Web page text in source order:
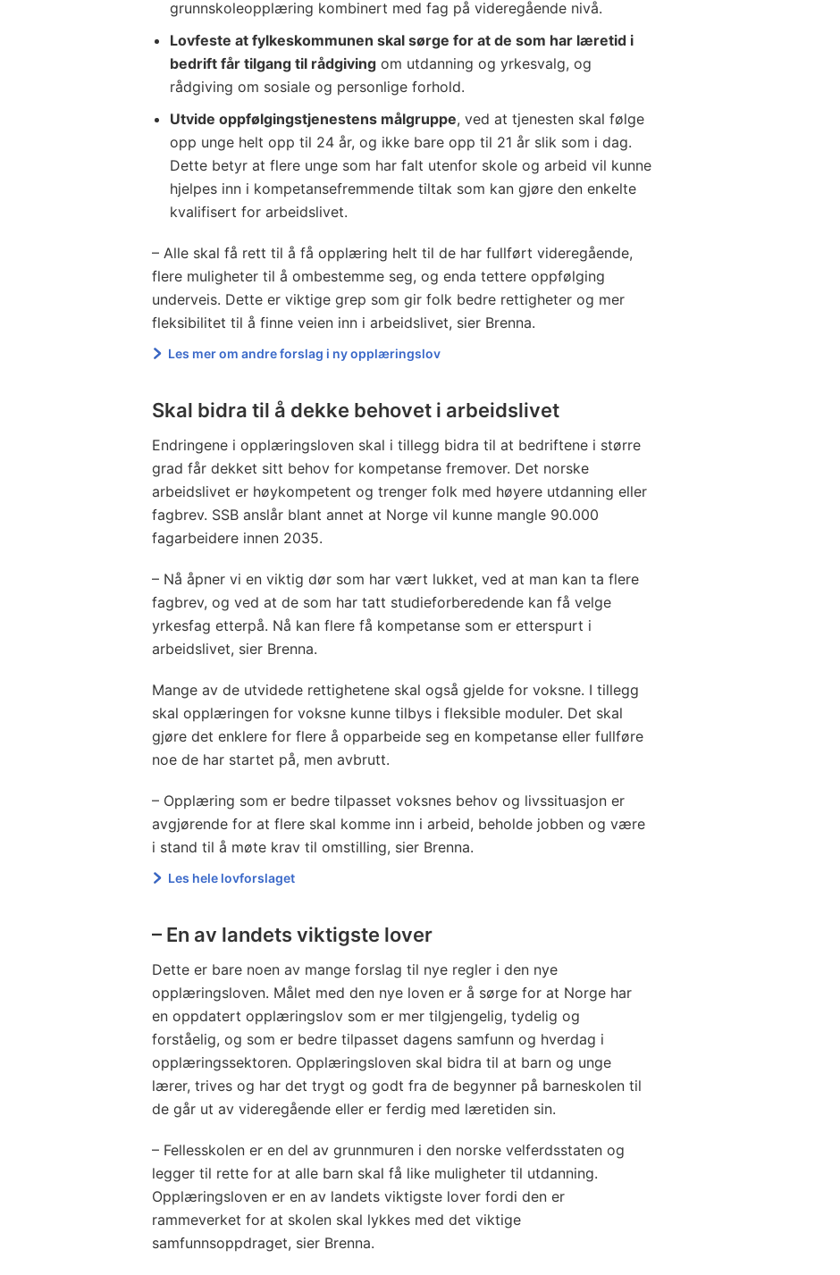
grunnskoleopplæring kombinert med fag på videregående nivå.
Lovfeste at fylkeskommunen skal sørge for at de som har læretid i
bedrift får tilgang til rådgiving om utdanning og yrkesvalg, og
rådgiving om sosiale og personlige forhold.
Utvide oppfølgingstjenestens målgruppe, ved at tjenesten skal følge
opp unge helt opp til 24 år, og ikke bare opp til 21 år slik som i dag.
Dette betyr at flere unge som har falt utenfor skole og arbeid vil kunne
hjelpes inn i kompetansefremmende tiltak som kan gjøre den enkelte
kvalifisert for arbeidslivet.
– Alle skal få rett til å få opplæring helt til de har fullført videregående,
flere muligheter til å ombestemme seg, og enda tettere oppfølging
underveis. Dette er viktige grep som gir folk bedre rettigheter og mer
fleksibilitet til å finne veien inn i arbeidslivet, sier Brenna.
Les mer om andre forslag i ny opplæringslov
Skal bidra til å dekke behovet i arbeidslivet
Endringene i opplæringsloven skal i tillegg bidra til at bedriftene i større
grad får dekket sitt behov for kompetanse fremover. Det norske
arbeidslivet er høykompetent og trenger folk med høyere utdanning eller
fagbrev. SSB anslår blant annet at Norge vil kunne mangle 90.000
fagarbeidere innen 2035.
– Nå åpner vi en viktig dør som har vært lukket, ved at man kan ta flere
fagbrev, og ved at de som har tatt studieforberedende kan få velge
yrkesfag etterpå. Nå kan flere få kompetanse som er etterspurt i
arbeidslivet, sier Brenna.
Mange av de utvidede rettighetene skal også gjelde for voksne. I tillegg
skal opplæringen for voksne kunne tilbys i fleksible moduler. Det skal
gjøre det enklere for flere å opparbeide seg en kompetanse eller fullføre
noe de har startet på, men avbrutt.
– Opplæring som er bedre tilpasset voksnes behov og livssituasjon er
avgjørende for at flere skal komme inn i arbeid, beholde jobben og være
i stand til å møte krav til omstilling, sier Brenna.
Les hele lovforslaget
– En av landets viktigste lover
Dette er bare noen av mange forslag til nye regler i den nye
opplæringsloven. Målet med den nye loven er å sørge for at Norge har
en oppdatert opplæringslov som er mer tilgjengelig, tydelig og
forståelig, og som er bedre tilpasset dagens samfunn og hverdag i
opplæringssektoren. Opplæringsloven skal bidra til at barn og unge
lærer, trives og har det trygt og godt fra de begynner på barneskolen til
de går ut av videregående eller er ferdig med læretiden sin.
– Fellesskolen er en del av grunnmuren i den norske velferdsstaten og
legger til rette for at alle barn skal få like muligheter til utdanning.
Opplæringsloven er en av landets viktigste lover fordi den er
rammeverket for at skolen skal lykkes med det viktige
samfunnsoppdraget, sier Brenna.